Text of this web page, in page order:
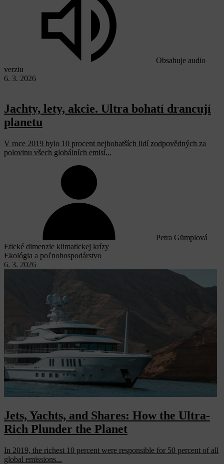
Obsahuje audio
verziu
6. 3. 2026
Jachty, lety, akcie. Ultra bohatí drancují
planetu
V roce 2019 bylo 10 procent nejbohatších lidí zodpovědných za
polovinu všech globálních emisí...
Petra Gümplová
Etické dimenzie klimatickej krízy
Ekológia a poľnohospodárstvo
6. 3. 2026
Jets, Yachts, and Shares: How the Ultra-
Rich Plunder the Planet
In 2019, the richest 10 percent were responsible for 50 percent of all
global emissions...